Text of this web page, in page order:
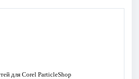
для Corel ParticleShop